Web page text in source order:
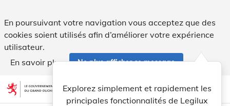
En poursuivant votre navigation vous acceptez que des
cookies soient utilisés afin d’améliorer votre expérience
utilisateur.
En savoir plus
Ne plus afficher ce message
Aller au contenu account_circle help Aide
Explorez simplement et rapidement les
principales fonctionnalités de Legilux
light_mode dark_mode